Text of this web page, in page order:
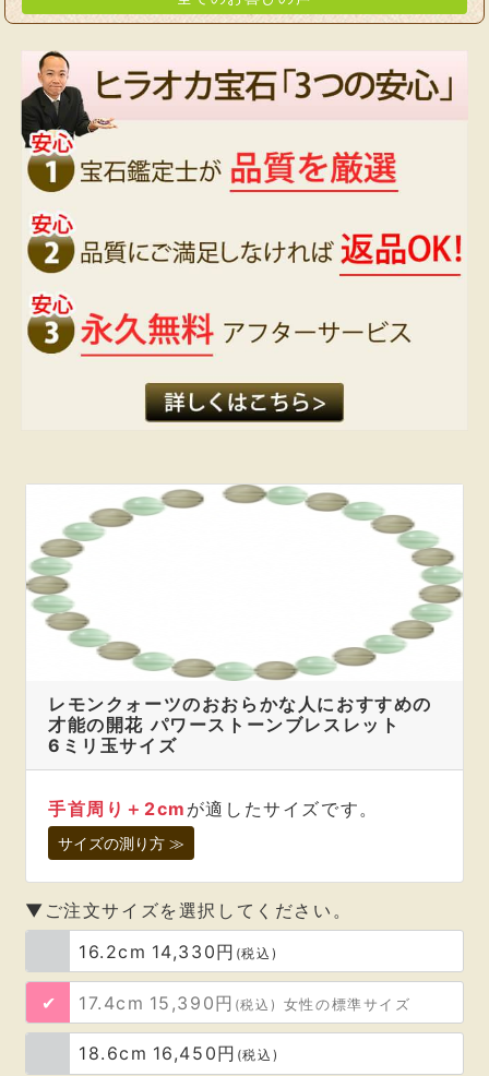
ブレスレットのサイズは、
馴染んでおります。
これから、お作りいただいた
このブレスレットと、
穏やかで楽しい時間を
重ねて行けると思っております。
ありがとうございます。
千葉県 杉本芙美 様
ヒラオカ宝石様で購入した品物は
効果を実感できる為、
何度もリピートしています。
とても素敵な配色で
使用してから一週間ですが、
今まで、嫌な事があった時は
四六時中イライラしていましたが、
このブレスレットをつけはじめて、
嫌な事があっても、
スーッとイライラが消えて心穏やかに不思議
となり、
自分でも驚いています！
いつもありがとうございます。
以前に開運と転職が最短で決定するように
ストラップを購入したのですが、
泣かず飛ばずだったので、
ダメ押しのつもりで、
進路決定をサポートしてくれる
ブレスレットを購入しました。
レモンクォーツのおおらかな人におすすめの
才能の開花 パワーストーンブレスレット
6ミリ玉サイズ
手首周り＋2cm が適したサイズです。
サイズの測り方 ≫
▼ご注文サイズを選択してください。
16.2cm 14,330円 (税込)
17.4cm 15,390円 (税込) 女性の標準サイズ
18.6cm 16,450円 (税込)